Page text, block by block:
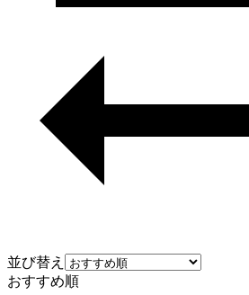
並び替え
おすすめ順